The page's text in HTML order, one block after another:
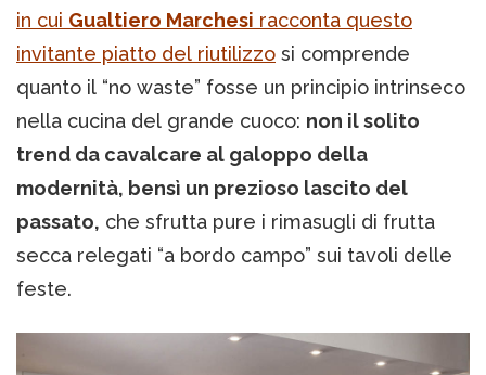
in cui Gualtiero Marchesi racconta questo
invitante piatto del riutilizzo si comprende
quanto il “no waste” fosse un principio intrinseco
nella cucina del grande cuoco: non il solito
trend da cavalcare al galoppo della
modernità, bensì un prezioso lascito del
passato, che sfrutta pure i rimasugli di frutta
secca relegati “a bordo campo” sui tavoli delle
feste.